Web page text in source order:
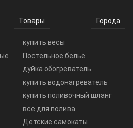
Товары Города
купить весы
Постельное бельё
дуйка обогреватель
купить водонагреватель
купить поливочный шланг
все для полива
Детские самокаты